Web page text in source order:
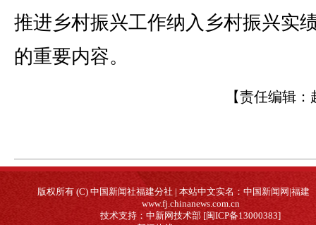
推进乡村振兴工作纳入乡村振兴实
的重要内容。
【责任编辑：
版权所有 (C) 中国新闻社福建分社 | 本站中文实名：中国新闻网|福建
www.fj.chinanews.com.cn
技术支持：中新网技术部 [闽ICP备13000383]